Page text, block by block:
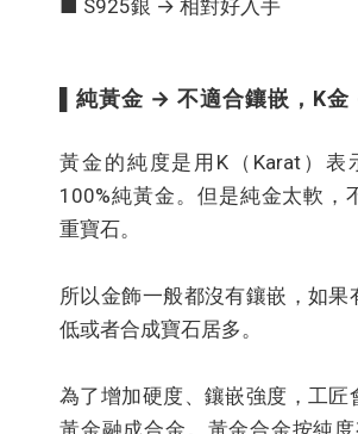
■ S925銀 → 相對好入手
▌純黃金 → 不適合鑲嵌，K
黃金的純度是用K（Karat）表
100%純黃金。但是純金太軟，
重寶石。
所以金飾一般都沒有鑲嵌，如果
低或者合成寶石居多。
為了增加硬度、鑲嵌強度，工匠
黃金融成合金。黃金合金按純